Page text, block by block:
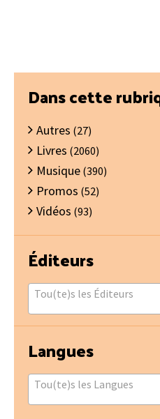
Barre
latérale
principale
Dans cette
Autres (27)
Livres (2060)
Musique (390)
Promos (52)
Vidéos (93)
Éditeurs
Tou(te)s les Éditeurs
Langues
Tou(te)s les Langues